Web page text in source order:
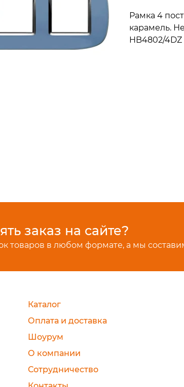
Рамка 4
карамель.
HB4802/4DZ
заказ на сайте?
товаров в любом формате, а мы
Каталог
Оплата и доставка
Шоурум
О компании
Сотрудничество